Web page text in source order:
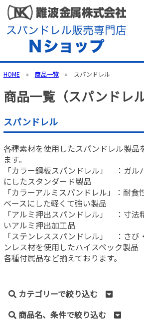
HOME » 商品一覧» スパンドレル
商品一覧（スパンドレル
スパンドレル
各種素材を使用したスパンドレル製品
ます。
「カラー鋼板スパンドレル」 ：ガル
にしたスタンダード製品
「カラーアルミスパンドレル」：耐
ベースにした軽くて強い製品
「アルミ押出スパンドレル」 ：寸法
いアルミ押出加工品
「ステンレススパンドレル」 ：さび
ンレス材を使用したハイスペック製品
各種付属品など揃えております。
カテゴリーで絞り込む
商品名、条件で絞り込む